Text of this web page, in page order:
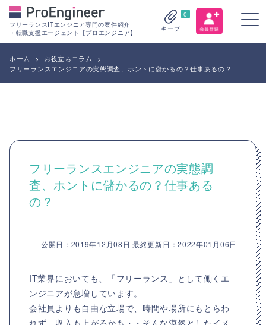
フリーランスITエンジニア専門の案件紹介
・転職支援エージェント【プロエンジニア】
0
キープ
ホーム > お役立ちコラム
>
フリーランスエンジニアの実態調査、ホントに儲かるの？仕事あるの？
フリーランスエンジニアの実態調
査、ホントに儲かるの？仕事ある
の？
公開日：2019年12月08日 最終更新日：2022年01月06日
IT業界においても、「フリーランス」として働くエ
ンジニアが急増しています。
会社員よりも自由な立場で、時間や場所にもとらわ